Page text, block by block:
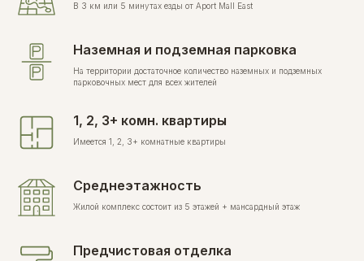
В 3 км или 5 минутах езды от Aport Mall East
Наземная и подземная парковка
На территории достаточное количество наземных и подземных
парковочных мест для всех жителей
1, 2, 3+ комн. квартиры
Имеется 1, 2, 3+ комнатные квартиры
Среднеэтажность
Жилой комплекс состоит из 5 этажей + мансардный этаж
Предчистовая отделка